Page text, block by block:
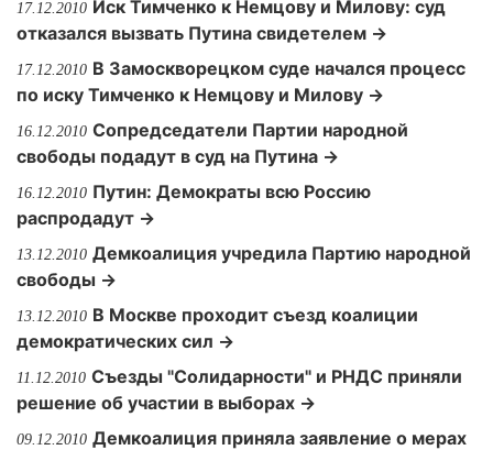
17.12.2010 Иск Тимченко к Немцову и Милову: суд
отказался вызвать Путина свидетелем →
17.12.2010 В Замоскворецком суде начался процесс
по иску Тимченко к Немцову и Милову →
16.12.2010 Сопредседатели Партии народной
свободы подадут в суд на Путина →
16.12.2010 Путин: Демократы всю Россию
распродадут →
13.12.2010 Демкоалиция учредила Партию народной
свободы →
13.12.2010 В Москве проходит съезд коалиции
демократических сил →
11.12.2010 Съезды "Солидарности" и РНДС приняли
решение об участии в выборах →
09.12.2010 Демкоалиция приняла заявление о мерах